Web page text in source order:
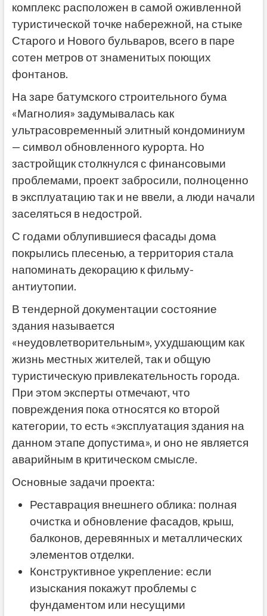
комплекс расположен в самой оживленной
туристической точке набережной, на стыке
Старого и Нового бульваров, всего в паре
сотен метров от знаменитых поющих
фонтанов.
На заре батумского строительного бума
«Магнолия» задумывалась как
ультрасовременный элитный кондоминиум
— символ обновленного курорта. Но
застройщик столкнулся с финансовыми
проблемами, проект забросили, полноценно
в эксплуатацию так и не ввели, а люди начали
заселяться в недострой.
С годами облупившиеся фасады дома
покрылись плесенью, а территория стала
напоминать декорацию к фильму-
антиутопии.
В тендерной документации состояние
здания называется
«неудовлетворительным», ухудшающим как
жизнь местных жителей, так и общую
туристическую привлекательность города.
При этом эксперты отмечают, что
повреждения пока относятся ко второй
категории, то есть «эксплуатация здания на
данном этапе допустима», и оно не является
аварийным в критическом смысле.
Основные задачи проекта:
Реставрация внешнего облика: полная
очистка и обновление фасадов, крыш,
балконов, деревянных и металлических
элементов отделки.
Конструктивное укрепление: если
изыскания покажут проблемы с
фундаментом или несущими